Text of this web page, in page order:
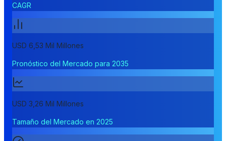
CAGR
USD 6,53 Mil Millones
Pronóstico del Mercado para 2035
USD 3,26 Mil Millones
Tamaño del Mercado en 2025